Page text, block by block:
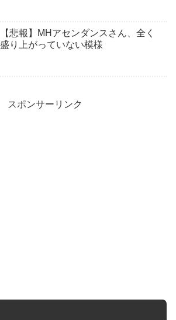
【悲報】MHアセンダンスさん、全く
盛り上がっていない模様
スポンサーリンク